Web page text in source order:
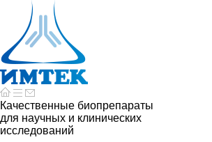
Качественные биопрепараты
для научных и клинических
исследований